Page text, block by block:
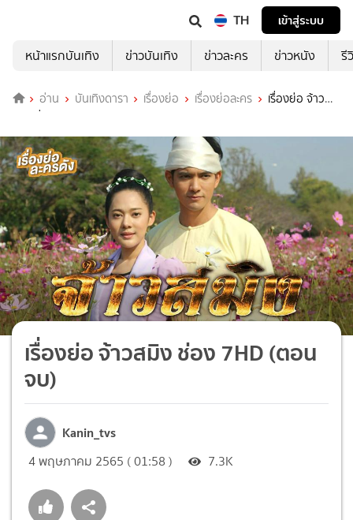
TH
เข้าสู่ระบบ
หน้าแรกบันเทิง
ข่าวบันเทิง ข่าวละคร ข่าวหนัง รี
อ่าน บันเทิงดารา เรื่องย่อ เรื่องย่อละคร
เรื่องย่อ จ้าว
สมิง ช่อง 7HD (ตอนจบ)
เรื่องย่อ จ้าวสมิง ช่อง 7HD (ตอน
จบ)
Kanin_tvs
4 พฤษภาคม 2565 ( 01:58 ) 7.3K